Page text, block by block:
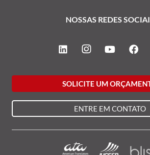
NOSSAS REDES
SOLICITE UM
ENTRE EM CONTATO